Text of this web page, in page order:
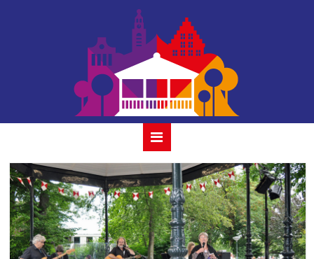
01 savannah 31
juli 2022 gouda